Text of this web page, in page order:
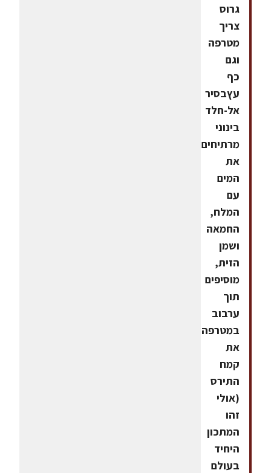
גרוס
צריך
מטרפה
וגם
כף
עץבסיר
אל-חלד
בינוני
מרתיחים
את
המים
עם
המלח,
החמאה
ושמן
הזית,
מוסיפים
תוך
ערבוב
במטרפה
את
קמח
התירס
(אולי
זהו
המתכון
היחיד
בעולם